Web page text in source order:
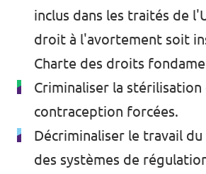
inclus dans les traités de
droit à l'avortement soit
Charte des droits
Criminaliser la stérilisation
contraception forcées.
Décriminaliser le travail
des systèmes de